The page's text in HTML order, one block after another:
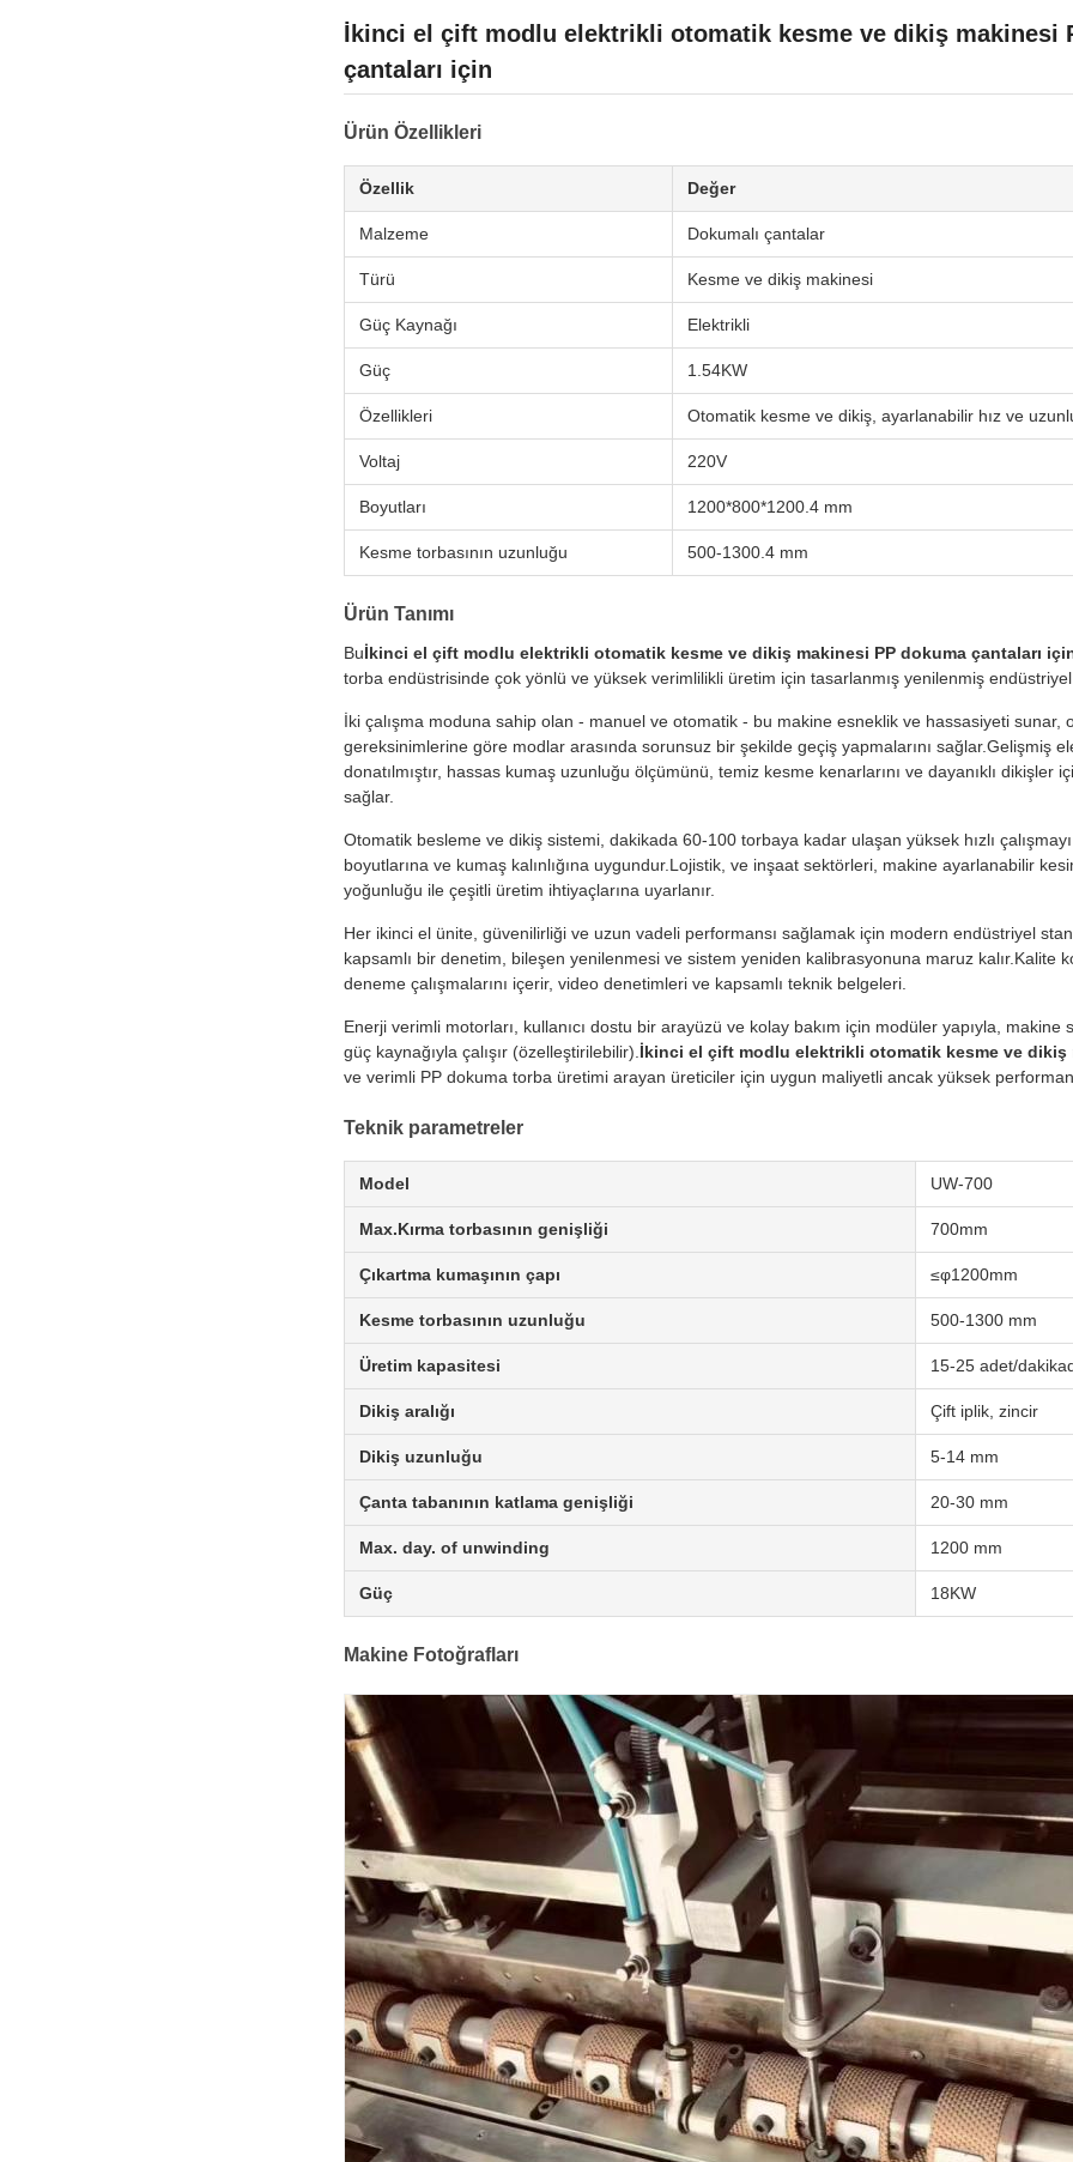
İkinci el çift modlu elektrikli otomatik kesme ve dikiş makinesi
çantaları için
Ürün Özellikleri
Özellik Değer
Malzeme Dokumalı çantalar
Türü Kesme ve dikiş makinesi
Güç Kaynağı Elektrikli
Güç 1.54KW
Özellikleri Otomatik kesme ve dikiş, ayarlanabilir hız ve
Voltaj 220V
Boyutları 1200*800*1200.4 mm
Kesme torbasının uzunluğu 500-1300.4 mm
Ürün Tanımı
Buİkinci el çift modlu elektrikli otomatik kesme ve dikiş makinesi PP dokuma çantaları
torba endüstrisinde çok yönlü ve yüksek verimlilikli üretim için tasarlanmış yenilenmiş
İki çalışma moduna sahip olan - manuel ve otomatik - bu makine esneklik ve hassasiyeti sunar,
gereksinimlerine göre modlar arasında sorunsuz bir şekilde geçiş yapmalarını sağlar.Gelişmiş
donatılmıştır, hassas kumaş uzunluğu ölçümünü, temiz kesme kenarlarını ve dayanıklı dikişler
sağlar.
Otomatik besleme ve dikiş sistemi, dakikada 60-100 torbaya kadar ulaşan yüksek hızlı
boyutlarına ve kumaş kalınlığına uygundur.Lojistik, ve inşaat sektörleri, makine ayarlanabilir
yoğunluğu ile çeşitli üretim ihtiyaçlarına uyarlanır.
Her ikinci el ünite, güvenilirliği ve uzun vadeli performansı sağlamak için modern endüstriyel
kapsamlı bir denetim, bileşen yenilenmesi ve sistem yeniden kalibrasyonuna maruz kalır.Kalite
deneme çalışmalarını içerir, video denetimleri ve kapsamlı teknik belgeleri.
Enerji verimli motorları, kullanıcı dostu bir arayüzü ve kolay bakım için modüler yapıyla,
güç kaynağıyla çalışır (özelleştirilebilir). İkinci el çift modlu elektrikli otomatik kesme ve dikiş
ve verimli PP dokuma torba üretimi arayan üreticiler için uygun maliyetli ancak yüksek
Teknik parametreler
Model UW-700
Max.Kırma torbasının genişliği 700mm
Çıkartma kumaşının çapı ≤φ1200mm
Kesme torbasının uzunluğu 500-1300 mm
Üretim kapasitesi 15-25 adet/
Dikiş aralığı Çift iplik, zincir
Dikiş uzunluğu 5-14 mm
Çanta tabanının katlama genişliği 20-30 mm
Max. day. of unwinding 1200 mm
Güç 18KW
Makine Fotoğrafları